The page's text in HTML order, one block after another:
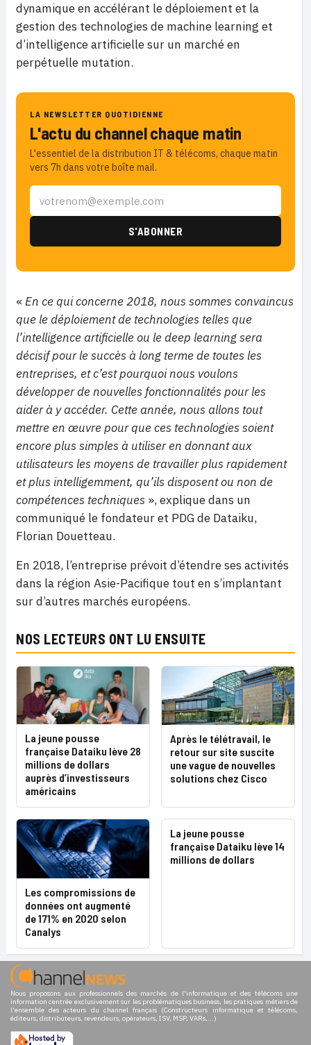
dynamique en accélérant le déploiement et la
gestion des technologies de machine learning et
d’intelligence artificielle sur un marché en
perpétuelle mutation.
LA NEWSLETTER QUOTIDIENNE
L'actu du channel chaque matin
L'essentiel de la distribution IT & télécoms, chaque matin
vers 7h dans votre boîte mail.
« En ce qui concerne 2018, nous sommes convaincus
que le déploiement de technologies telles que
l’intelligence artificielle ou le deep learning sera
décisif pour le succès à long terme de toutes les
entreprises, et c’est pourquoi nous voulons
développer de nouvelles fonctionnalités pour les
aider à y accéder. Cette année, nous allons tout
mettre en œuvre pour que ces technologies soient
encore plus simples à utiliser en donnant aux
utilisateurs les moyens de travailler plus rapidement
et plus intelligemment, qu’ils disposent ou non de
compétences techniques », explique dans un
communiqué le fondateur et PDG de Dataiku,
Florian Douetteau.
En 2018, l’entreprise prévoit d’étendre ses activités
dans la région Asie-Pacifique tout en s’implantant
sur d’autres marchés européens.
NOS LECTEURS ONT LU ENSUITE
La jeune pousse
française Dataiku lève 28
millions de dollars
auprès d’investisseurs
américains
Après le télétravail, le
retour sur site suscite
une vague de nouvelles
solutions chez Cisco
Les compromissions de
données ont augmenté
de 171% en 2020 selon
Canalys
La jeune pousse
française Dataiku lève 14
millions de dollars
Nous proposons aux professionnels des marchés de l'informatique et des télécoms une
information centrée exclusivement sur les problématiques business, les pratiques métiers de
l'ensemble des acteurs du channel français (Constructeurs informatique et télécoms,
éditeurs, distributeurs, revendeurs, opérateurs, ISV, MSP, VARs,...)